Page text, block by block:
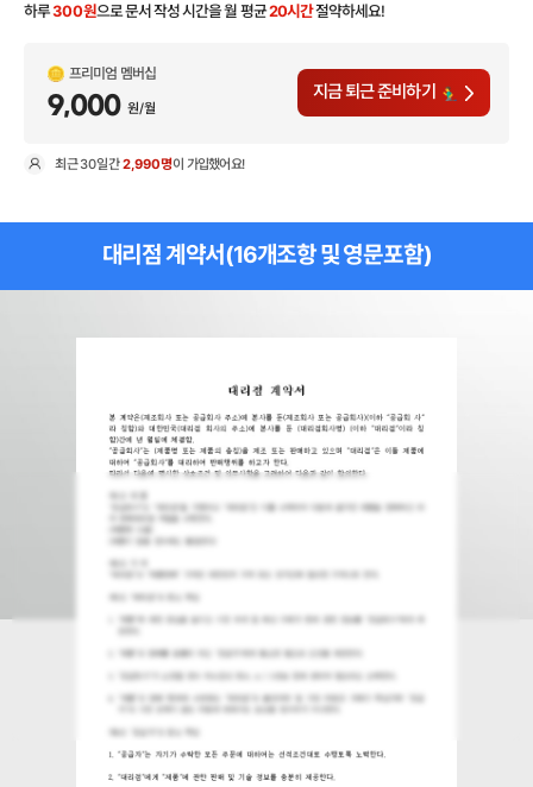
하루300원으로 문서 작성 시간을 월 평균20시간절약하세요!
프리미엄 멤버십
9,000 원/월
지금 퇴근 준비하기
최근30일간2,990명이 가입했어요!
대리점 계약서(16개조항 및 영문포함)